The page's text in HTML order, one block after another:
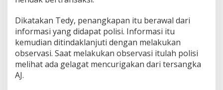
e
r
t
r
n
Dikatakan Tedy, penangkapan itu berawal dari
informasi yang didapat polisi. Informasi itu
kemudian ditindaklanjuti dengan melakukan
observasi. Saat melakukan observasi itulah polisi
melihat ada gelagat mencurigakan dari tersangka
AJ.